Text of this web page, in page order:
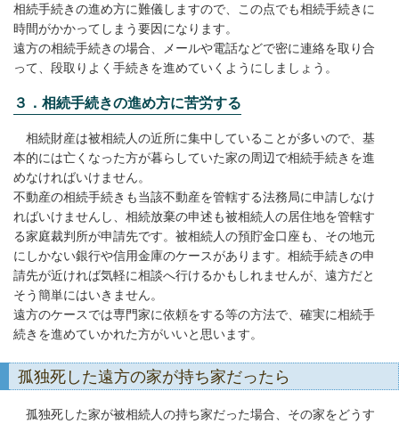
相続手続きの進め方に難儀しますので、この点でも相続手続きに
時間がかかってしまう要因になります。
遠方の相続手続きの場合、メールや電話などで密に連絡を取り合
って、段取りよく手続きを進めていくようにしましょう。
３．相続手続きの進め方に苦労する
相続財産は被相続人の近所に集中していることが多いので、基
本的には亡くなった方が暮らしていた家の周辺で相続手続きを進
めなければいけません。
不動産の相続手続きも当該不動産を管轄する法務局に申請しなけ
ればいけませんし、相続放棄の申述も被相続人の居住地を管轄す
る家庭裁判所が申請先です。被相続人の預貯金口座も、その地元
にしかない銀行や信用金庫のケースがあります。相続手続きの申
請先が近ければ気軽に相談へ行けるかもしれませんが、遠方だと
そう簡単にはいきません。
遠方のケースでは専門家に依頼をする等の方法で、確実に相続手
続きを進めていかれた方がいいと思います。
孤独死した遠方の家が持ち家だったら
孤独死した家が被相続人の持ち家だった場合、その家をどうす